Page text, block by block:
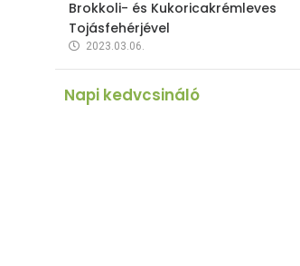
Brokkoli- és Kukoricakrémleves
Tojásfehérjével
2023.03.06.
Napi kedvcsináló